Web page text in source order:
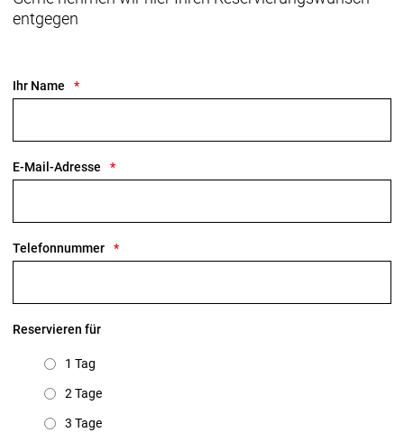
entgegen
Ihr Name
E-Mail-Adresse
Telefonnummer
Reservieren für
1 Tag
2 Tage
3 Tage